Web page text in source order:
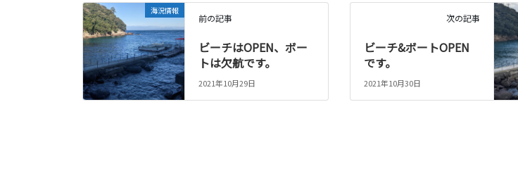
海況情報
前の記事
ビーチはOPEN、ボー
トは欠航です。
2021年10月29日
次の記事
ビーチ&ボートOPEN
です。
2021年10月30日